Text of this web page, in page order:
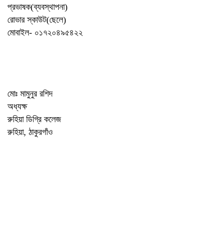
প্রভাষক(ব্যবস্থাপনা)
রোভার স্কাউট(ছেলে)
মোবাইল- ০১৭২০৪৯৫৪২২
মোঃ মামুনুর রশিদ
অধ্যক্ষ
রুহিয়া ডিগ্রি কলেজ
রুহিয়া, ঠাকুরগাঁও